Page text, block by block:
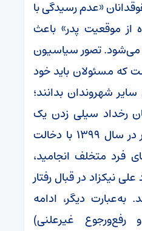
«عدم رسیدگی با
از موقعیت پدر» باعث
می‌شود. تصور سیاسیون
که مسئولان باید خود
سایر شهروندان بدانند؛
رخداد سیلی‌ زدن یک
نماینده به سرباز راهور در سال ۱۳۹۹ با دخالت
فرد متخلف انجامید،
نیکزاد در قبال رفتار
به‌عبارت دیگر، ادامه
رفع‌ورجوع غیرعلنی)